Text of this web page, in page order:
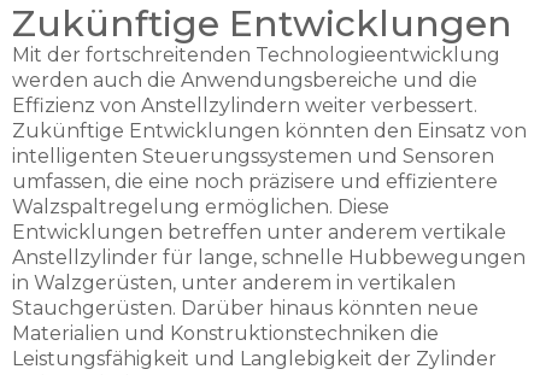
Zukünftige Entwicklungen
Mit der fortschreitenden Technologieentwicklung
werden auch die Anwendungsbereiche und die
Effizienz von Anstellzylindern weiter verbessert.
Zukünftige Entwicklungen könnten den Einsatz von
intelligenten Steuerungssystemen und Sensoren
umfassen, die eine noch präzisere und effizientere
Walzspaltregelung ermöglichen. Diese
Entwicklungen betreffen unter anderem vertikale
Anstellzylinder für lange, schnelle Hubbewegungen
in Walzgerüsten, unter anderem in vertikalen
Stauchgerüsten. Darüber hinaus könnten neue
Materialien und Konstruktionstechniken die
Leistungsfähigkeit und Langlebigkeit der Zylinder